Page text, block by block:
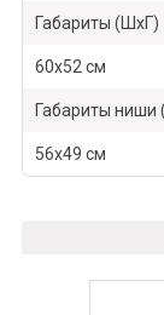
Габариты (ШхГ)
60х52 см
Габариты ниши
56х49 см